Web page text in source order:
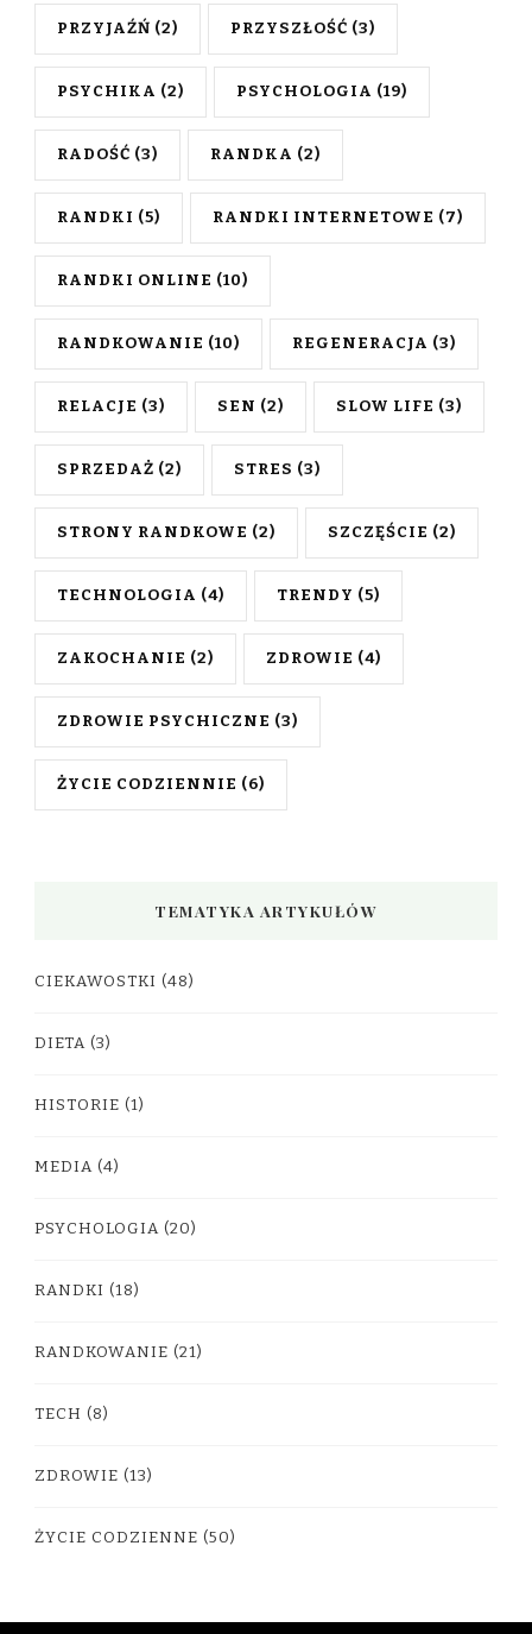
PRZYJAŹŃ (2) PRZYSZŁOŚĆ (3)
PSYCHIKA (2) PSYCHOLOGIA (19)
RADOŚĆ (3) RANDKA (2)
RANDKI (5) RANDKI INTERNETOWE (7)
RANDKI ONLINE (10)
RANDKOWANIE (10) REGENERACJA (3)
RELACJE (3) SEN (2) SLOW LIFE (3)
SPRZEDAŻ (2) STRES (3)
STRONY RANDKOWE (2) SZCZĘŚCIE (2)
TECHNOLOGIA (4) TRENDY (5)
ZAKOCHANIE (2) ZDROWIE (4)
ZDROWIE PSYCHICZNE (3)
ŻYCIE CODZIENNIE (6)
TEMATYKA ARTYKUŁÓW
CIEKAWOSTKI (48)
DIETA (3)
HISTORIE (1)
MEDIA (4)
PSYCHOLOGIA (20)
RANDKI (18)
RANDKOWANIE (21)
TECH (8)
ZDROWIE (13)
ŻYCIE CODZIENNE (50)